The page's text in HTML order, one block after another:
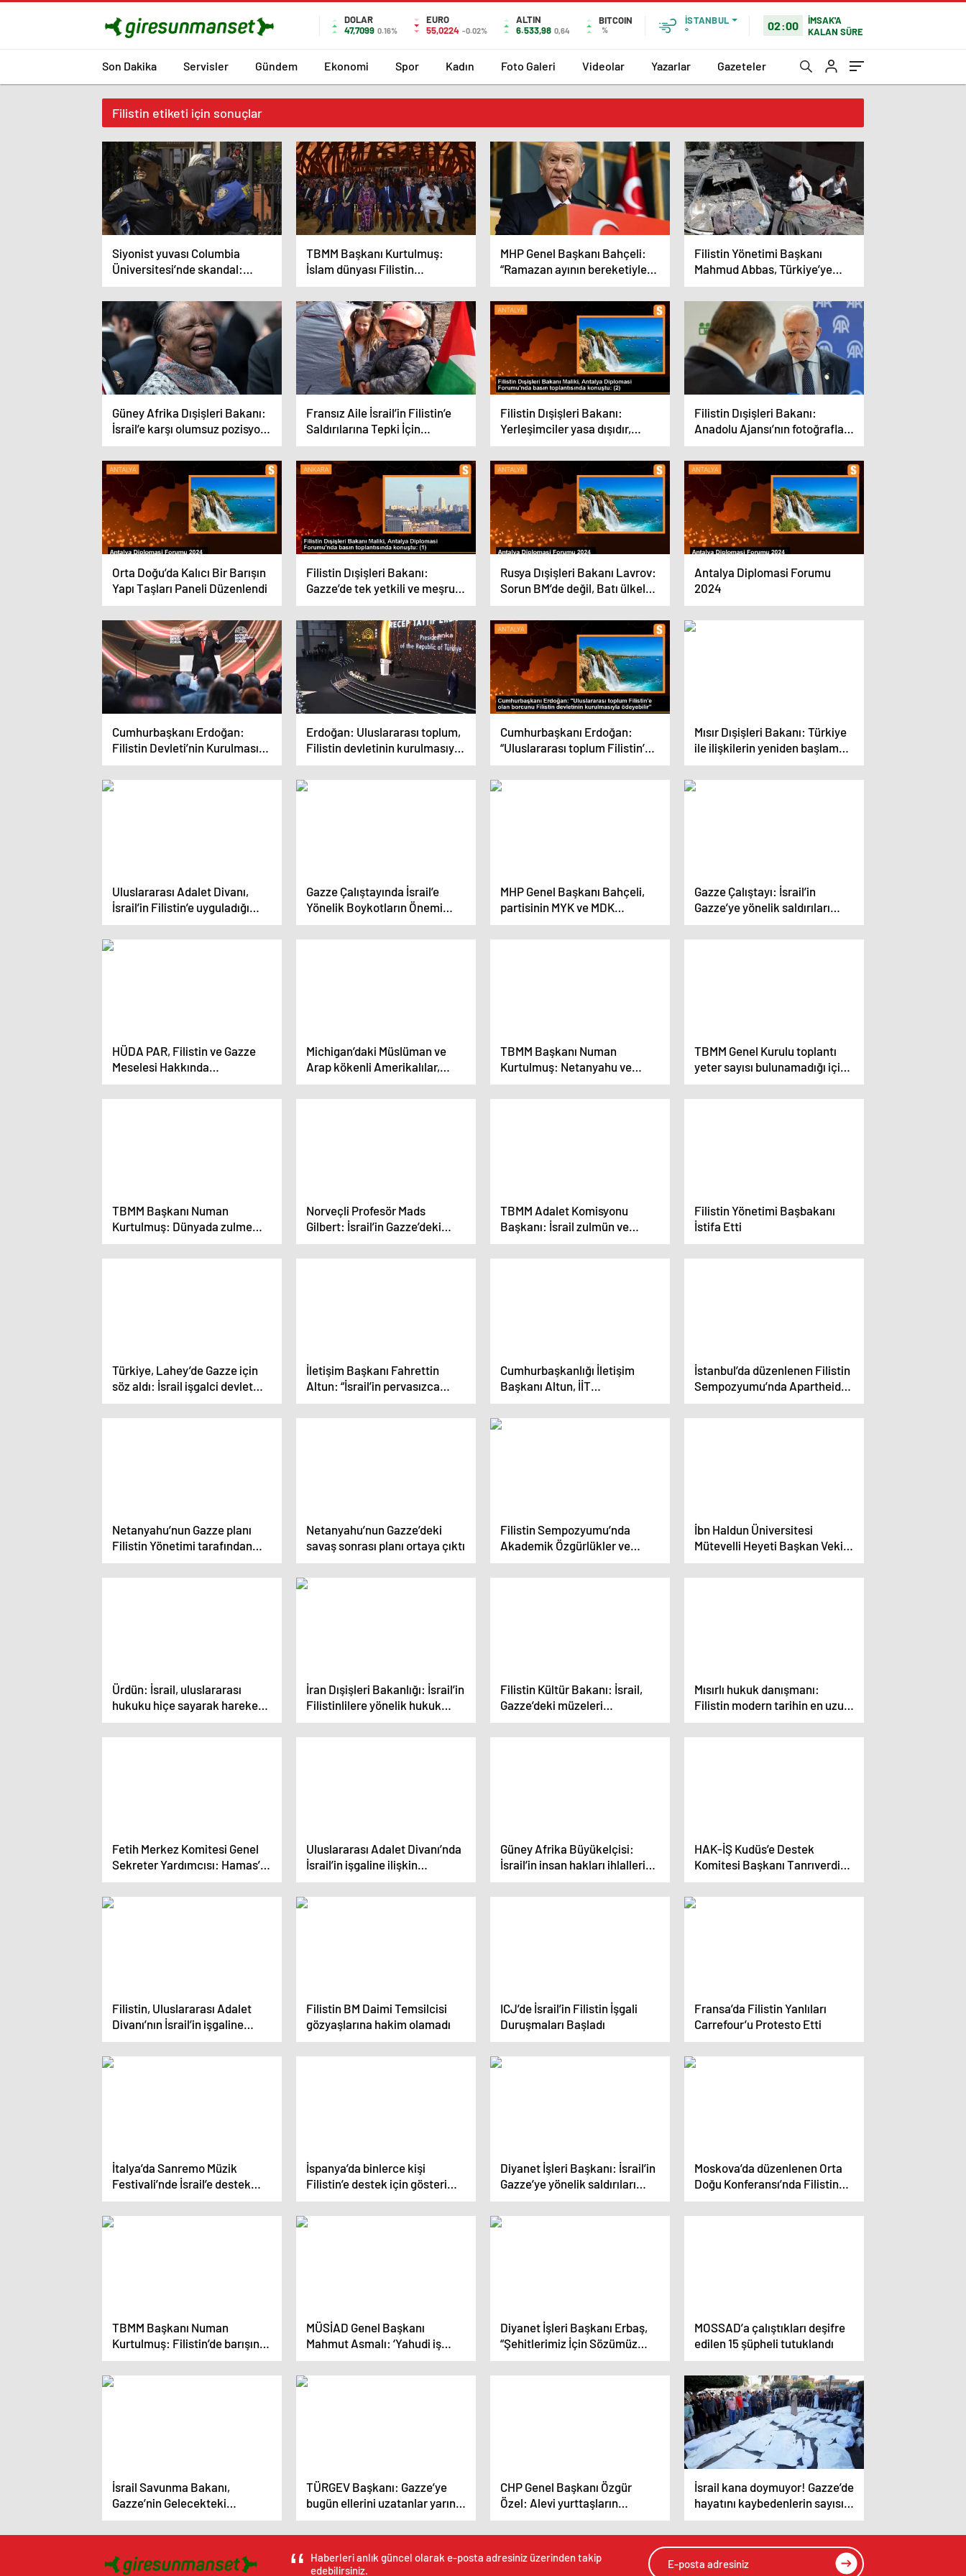
DOLAR
47,7099 0.16%
EURO
55,0224 -0.02%
ALTIN
6.533,98 0,64
BITCOIN
%
İSTANBUL
°
02:00
İMSAK'A
KALAN SÜRE
Son Dakika Servisler Gündem Ekonomi Spor Kadın Foto Galeri Videolar Yazarlar Gazeteler
Filistin etiketi için sonuçlar
Siyonist yuvası Columbia
Üniversitesi’nde skandal:
Gazze isyanını böyle
susturdular
TBMM Başkanı Kurtulmuş:
İslam dünyası Filistin
mücadelesine hazır olmalı
MHP Genel Başkanı Bahçeli:
“Ramazan ayının bereketiyle
Filistin halkının gözyaşları
silinmelidir.
Filistin Yönetimi Başkanı
Mahmud Abbas, Türkiye’ye
yapacağı ziyarette Gazze’ye
insani yardımların artırılması
önerisini ele alacak
Güney Afrika Dışişleri Bakanı:
İsrail’e karşı olumsuz pozisyon
alan ABD’li siyasetçiler var
Fransız Aile İsrail’in Filistin’e
Saldırılarına Tepki İçin
Bisikletle Yola Çıktı
Filistin Dışişleri Bakanı:
Yerleşimciler yasa dışıdır,
İsrail’e dönmelidir
Filistin Dışişleri Bakanı:
Anadolu Ajansı’nın fotoğrafları
İsrail’in suçlarının kanıtı
Orta Doğu’da Kalıcı Bir Barışın
Yapı Taşları Paneli Düzenlendi
Filistin Dışişleri Bakanı:
Gazze’de tek yetkili ve meşru
yönetim Filistin yönetimidir
Rusya Dışişleri Bakanı Lavrov:
Sorun BM’de değil, Batı ülkeleri
BM kararlarına uymuyor
Antalya Diplomasi Forumu
2024
Cumhurbaşkanı Erdoğan:
Filistin Devleti’nin Kurulması
Şarttır
Erdoğan: Uluslararası toplum,
Filistin devletinin kurulmasıyla
borcunu ödeyebilir
Cumhurbaşkanı Erdoğan:
“Uluslararası toplum Filistin’e
olan borcunu Filistin devletinin
kurulmasıyla ödeyebilir”
Mısır Dışişleri Bakanı: Türkiye
ile ilişkilerin yeniden başlaması
bölgedeki zorlukların
üstesinden gelmek için fırsat
olacak
Uluslararası Adalet Divanı,
İsrail’in Filistin’e uyguladığı
soykırımı durdurmalı
Gazze Çalıştayında İsrail’e
Yönelik Boykotların Önemi
Vurgulandı
MHP Genel Başkanı Bahçeli,
partisinin MYK ve MDK
toplantısının ardından
konuştu: (1)
Gazze Çalıştayı: İsrail’in
Gazze’ye yönelik saldırıları
masaya yatırıldı
HÜDA PAR, Filistin ve Gazze
Meselesi Hakkında
Beyannameyi Duyurdu
Michigan’daki Müslüman ve
Arap kökenli Amerikalılar,
Biden’ın kaybetmesi için
‘kararsız oy’ kullanmaya
TBMM Başkanı Numan
Kurtulmuş: Netanyahu ve
çetesi Hitler’le aynı tarafta
görülmeye başlanmıştır
TBMM Genel Kurulu toplantı
yeter sayısı bulunamadığı için
kapandı
TBMM Başkanı Numan
Kurtulmuş: Dünyada zulme
karşı bir insanlık cephesi
kurulmuştur
Norveçli Profesör Mads
Gilbert: İsrail’in Gazze’deki
zulmü hayatımda gördüğüm en
büyük zulüm
TBMM Adalet Komisyonu
Başkanı: İsrail zulmün ve
istikrarsızlığın merkezi
Filistin Yönetimi Başbakanı
İstifa Etti
Türkiye, Lahey’de Gazze için
söz aldı: İsrail işgalci devlet
durumunda, atacağı her adım
yok hükmündedir
İletişim Başkanı Fahrettin
Altun: “İsrail’in pervasızca
hareket etmesinin sebebi
uluslararası sistemin
Cumhurbaşkanlığı İletişim
Başkanı Altun, İİT
Enformasyon Bakanları
Olağanüstü Toplantısı’nda
konuştu Açıklaması
İstanbul’da düzenlenen Filistin
Sempozyumu’nda Apartheid
ve Siyonist İşgale Eleştirel
Yaklaşımlar paneli
Netanyahu’nun Gazze planı
Filistin Yönetimi tarafından
başarısızlıkla karşılandı
Netanyahu’nun Gazze’deki
savaş sonrası planı ortaya çıktı
Filistin Sempozyumu’nda
Akademik Özgürlükler ve
Filistin Konusu Tartışıldı
İbn Haldun Üniversitesi
Mütevelli Heyeti Başkan Vekili
Bilal Erdoğan: İsrail özür
dilemeli ve hesap vermeli
Ürdün: İsrail, uluslararası
hukuku hiçe sayarak hareket
ediyor ve buna izin veriliyor
İran Dışişleri Bakanlığı: İsrail’in
Filistinlilere yönelik hukuk
ihlalleri cezalandırılmalı
Filistin Kültür Bakanı: İsrail,
Gazze’deki müzeleri
yağmalama konusunda
Moğolları bile geride bıraktı
Mısırlı hukuk danışmanı:
Filistin modern tarihin en uzun
süreli işgaline maruz kaldı
Fetih Merkez Komitesi Genel
Sekreter Yardımcısı: Hamas’ı
uzlaşı hükümetine dahil etmek
istiyoruz
Uluslararası Adalet Divanı’nda
İsrail’in işgaline ilişkin
görüşmeler devam ediyor
Güney Afrika Büyükelçisi:
İsrail’in insan hakları ihlallerine
son verilmeli
HAK-İŞ Kudüs’e Destek
Komitesi Başkanı Tanrıverdi:
“Bir kıvılcım, üçüncü dünya
savaşını patlatır”
Filistin, Uluslararası Adalet
Divanı’nın İsrail’in işgaline
ilişkin görüşünün adaleti
sağlayacağına inanıyor
Filistin BM Daimi Temsilcisi
gözyaşlarına hakim olamadı
ICJ’de İsrail’in Filistin İşgali
Duruşmaları Başladı
Fransa’da Filistin Yanlıları
Carrefour’u Protesto Etti
İtalya’da Sanremo Müzik
Festivali’nde İsrail’e destek
açıklaması protesto edildi
İspanya’da binlerce kişi
Filistin’e destek için gösteri
yaptı
Diyanet İşleri Başkanı: İsrail’in
Gazze’ye yönelik saldırıları
derhal durdurulmalı
Moskova’da düzenlenen Orta
Doğu Konferansı’nda Filistin
sorunu ele alındı
TBMM Başkanı Numan
Kurtulmuş: Filistin’de barışın
sağlanması şarttır
MÜSİAD Genel Başkanı
Mahmut Asmalı: ‘Yahudi iş
adamları ile yapılan ticareti
etik bulmuyoruz’
Diyanet İşleri Başkanı Erbaş,
“Şehitlerimiz İçin Sözümüz
Var” programında konuştu
Açıklaması
MOSSAD’a çalıştıkları deşifre
edilen 15 şüpheli tutuklandı
İsrail Savunma Bakanı,
Gazze’nin Gelecekteki
Yönetimi Hakkında Planlarını
Açıkladı
TÜRGEV Başkanı: Gazze’ye
bugün ellerini uzatanlar yarın
daha büyük ameliyatlar
yapmak istiyorlar
CHP Genel Başkanı Özgür
Özel: Alevi yurttaşların
eğitimine devlet eşitlikçi
yaklaşmıyor
İsrail kana doymuyor! Gazze’de
hayatını kaybedenlerin sayısı
20 bini aştı
Haberleri anlık güncel olarak e-posta adresiniz üzerinden takip
edebilirsiniz.